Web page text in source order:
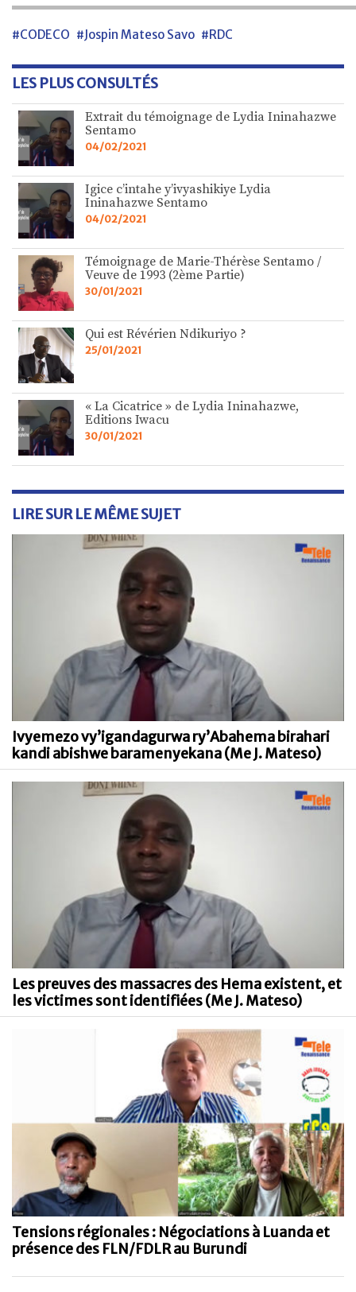
#CODECO #Jospin Mateso Savo #RDC
LES PLUS CONSULTÉS
Extrait du témoignage de Lydia Ininahazwe
Sentamo
04/02/2021
Igice c’intahe y’ivyashikiye Lydia
Ininahazwe Sentamo
04/02/2021
Témoignage de Marie-Thérèse Sentamo /
Veuve de 1993 (2ème Partie)
30/01/2021
Qui est Révérien Ndikuriyo ?
25/01/2021
« La Cicatrice » de Lydia Ininahazwe,
Editions Iwacu
30/01/2021
LIRE SUR LE MÊME SUJET
Ivyemezo vy’igandagurwa ry’Abahema birahari
kandi abishwe baramenyekana (Me J. Mateso)
Les preuves des massacres des Hema existent, et
les victimes sont identifiées (Me J. Mateso)
Tensions régionales : Négociations à Luanda et
présence des FLN/FDLR au Burundi